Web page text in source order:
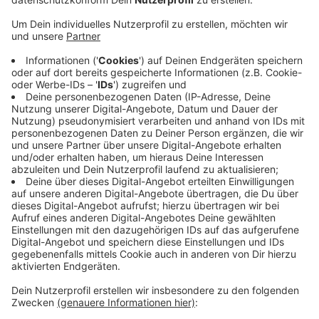
auf dem Fohlenplatz im Borussia-Park. Auch rund um
dieses kleinere Spielfeld gilt eine maximale
Zuschauerzahl von 300. Es gilt die Maskenpflicht,
Kontakt zu Spielern oder Trainer sind nach wie vor
nicht erlaubt. Die Borussia tritt heute mit
verkleinertem Kader an - insgesamt acht Borussen
sind derzeit für die Nationalmannschaften ihrer
Heimatländer im Einsatz. Trainer Marco Rose wird das
Testspiel gegen Düsseldorf deshalb vorrangig dafür
nutzen, die bisher weniger geforderten Spieler zum
Einsatz kommen zu lassen.
Anzeige